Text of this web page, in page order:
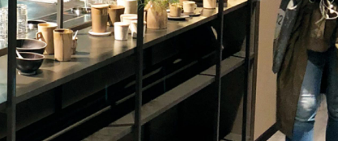
Zavirite u novu EGGER
Dekorativnu kolekciju 26+
09/01/2026
Kako odabrati pravi format
podnih daski?
15/01/2025
Blum AMPEROS
utičnice u
kablova jednom
20/07/2026
EGGER
26+
13/07/2026